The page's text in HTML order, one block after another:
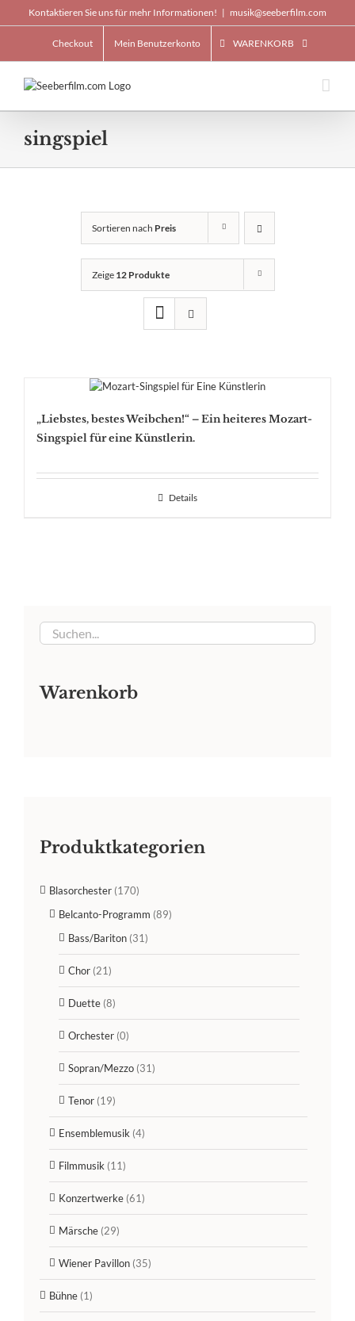
to
Kontaktieren Sie uns für mehr Informationen! | musik@seeberfilm.com
Checkout Mein Benutzerkonto WARENKORB
singspiel
Sortieren nach Preis
Zeige 12 Produkte
„Liebstes, bestes Weibchen!“ – Ein heiteres Mozart-
Singspiel für eine Künstlerin.
Details
Produktkategorien
Blasorchester (170)
Belcanto-Programm (89)
Bass/Bariton (31)
Chor (21)
Duette (8)
Orchester (0)
Sopran/Mezzo (31)
Tenor (19)
Ensemblemusik (4)
Filmmusik (11)
Konzertwerke (61)
Märsche (29)
Wiener Pavillon (35)
Bühne (1)
Warenkorb